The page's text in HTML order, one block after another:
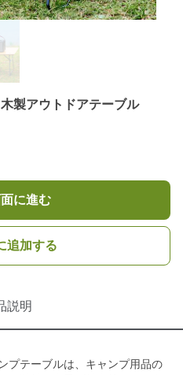
製アウトドアテーブル
に進む
追加する
説明
プテーブルは、キャンプ用品の